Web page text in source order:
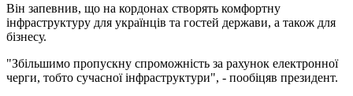
Він запевнив, що на кордонах створять комфортну
інфраструктуру для українців та гостей держави, а також для
бізнесу.
"Збільшимо пропускну спроможність за рахунок електронної
черги, тобто сучасної інфраструктури", - пообіцяв президент.